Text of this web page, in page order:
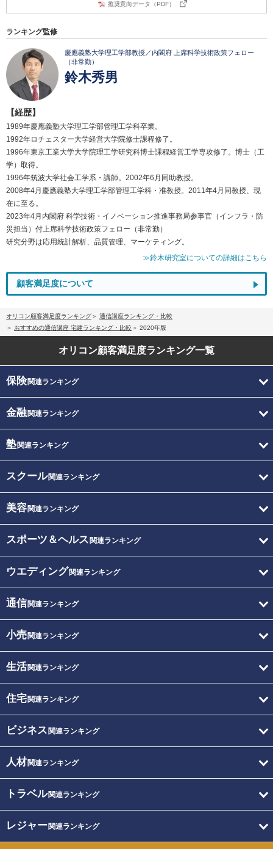
推奨意向データ（PDF）
ランキング監修
慶應義塾大学理工学部教授／内閣府 上席科学技術政策フェロー
（非常勤）
鈴木秀男
【経歴】
1989年慶應義塾大学理工学部管理工学科卒業。
1992年ロチェスター大学経営大学院修士課程修了。
1996年東京工業大学大学院理工学研究科博士課程経営工学専攻修了。博士（工
学）取得。
1996年筑波大学社会工学系・講師。2002年6月同助教授。
2008年4月慶應義塾大学理工学部管理工学科・准教授。2011年4月同教授、現
在に至る。
2023年4月内閣府 科学技術・イノベーション推進事務局参事官（インフラ・防
災担当）付上席科学技術政策フェロー（非常勤）
研究分野は応用統計解析、品質管理、マーケティング。
≫鈴木研究室についての詳細はこちら
顧客満足度について
オリコン顧客満足度ランキング
通信講座ランキング・比較
おすすめの通信講座 宅建ランキング・比較
2020年版
オリコン顧客満足度ランキング一覧
保険関連ランキング
金融関連ランキング
塾関連ランキング
スクール関連ランキング
美容関連ランキング
スポーツ＆ヘルス 関連ランキング
ウエディング関連ランキング
通信関連ランキング
小売関連ランキング
生活関連ランキング
住宅関連ランキング
ビジネス 関連ランキング
人材関連ランキング
トラベル関連ランキング
レジャー関連ランキング